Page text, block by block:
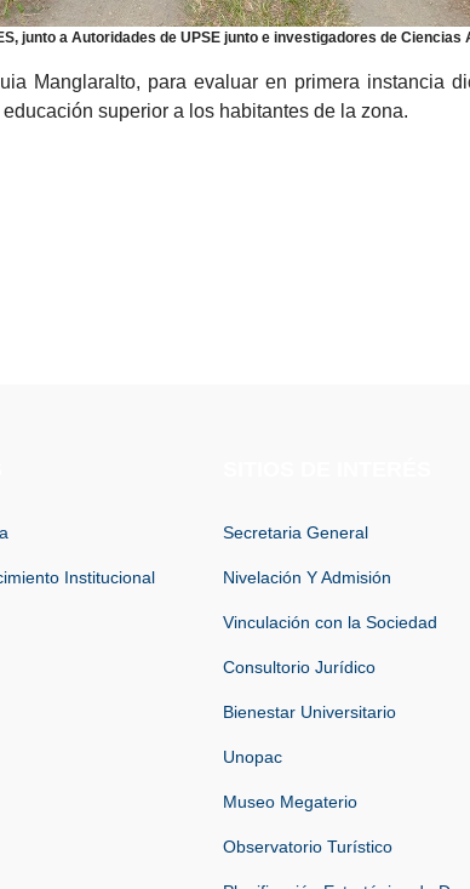
junto a Autoridades de UPSE junto e investigadores de Ciencias
Manglaralto, para evaluar en primera instancia
superior a los habitantes de la zona.
para el Desarrollo Turístico Competitivo y Sostenible".
Institucional
Secretaria General
Nivelación Y Admisión
Vinculación con la Sociedad
Consultorio Jurídico
Bienestar Universitario
Unopac
Museo Megaterio
Observatorio Turístico